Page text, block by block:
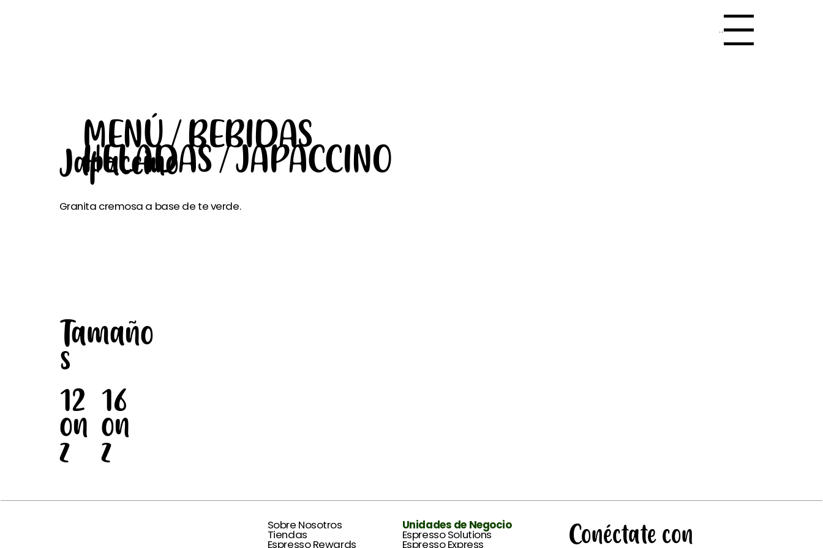
Menu
Japaccino
MENÚ / BEBIDAS
HELADAS / JAPACCINO
Granita cremosa a base de te verde.
Tamaño
s
12
on
z
16
on
z
Sobre Nosotros
Tiendas
Espresso Rewards
Unidades de Negocio
Espresso Solutions
Espresso Express
Conéctate con